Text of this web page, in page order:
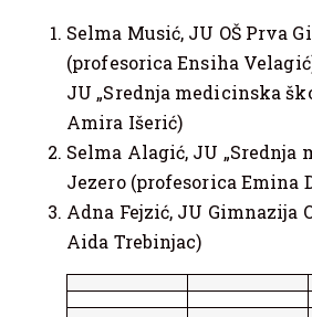
Selma Musić, JU OŠ Prva
(profesorica Ensiha
JU „Srednja medicinska
Amira Išerić)
Selma Alagić, JU „Srednja
Jezero (profesorica Emina
Adna Fejzić, JU Gimnazija
Aida Trebinjac)